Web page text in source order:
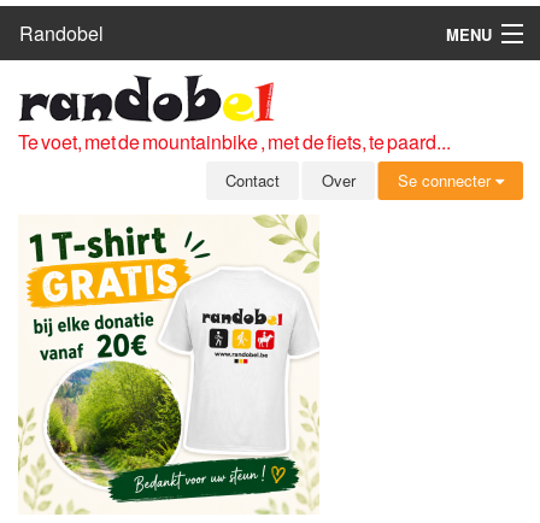
Randobel
MENU
ROUTES
CLUBS
OVER
LEDEN
ZICH AANMELDEN
GRATIS REGISTRATIE
WACHTWOORD VERGETEN
Te voet, met de mountainbike , met de fiets, te paard...
Contact Over Se connecter